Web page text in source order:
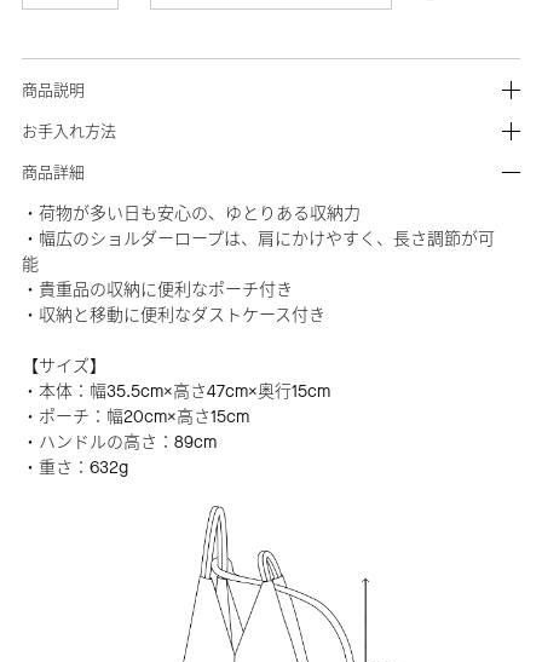
商品説明
お手入れ方法
商品詳細
・荷物が多い日も安心の、ゆとりある収納力
・幅広のショルダーロープは、肩にかけやすく、長さ調節が可
能
・貴重品の収納に便利なポーチ付き
・収納と移動に便利なダストケース付き
【サイズ】
・本体：幅35.5cm×高さ47cm×奥行15cm
・ポーチ：幅20cm×高さ15cm
・ハンドルの高さ：89cm
・重さ：632g